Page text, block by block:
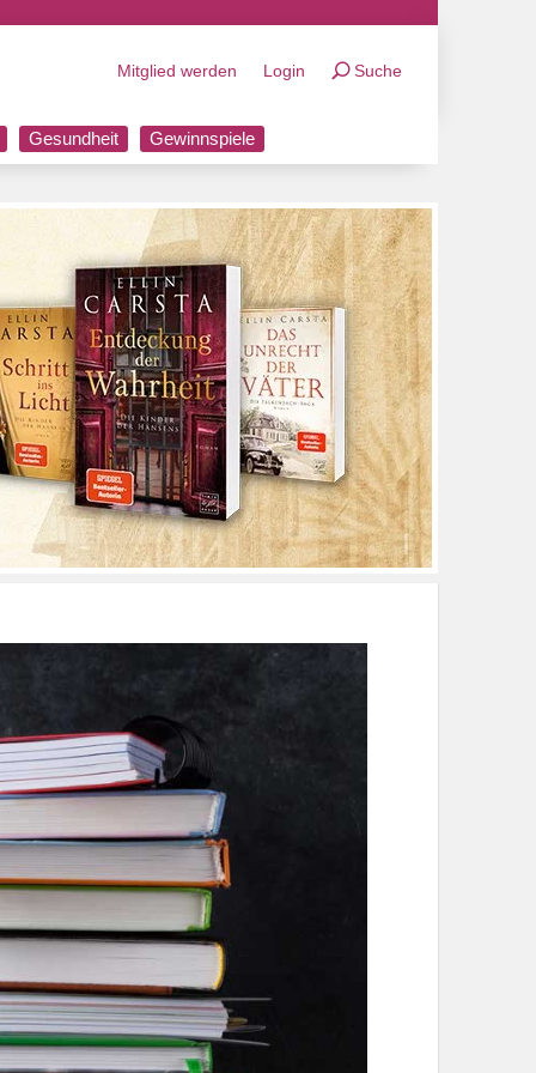
Mitglied werden Login Suche
Gesundheit Gewinnspiele